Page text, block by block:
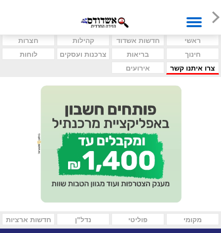
ראשי חדשות אשדוד קהילות
חצרות
חינוך
בריאות צרכנות ועסקים
לוחות
צרו איתנו קשר
אירועים
מקומי פוליטי נדל"ן חדשות ארציות